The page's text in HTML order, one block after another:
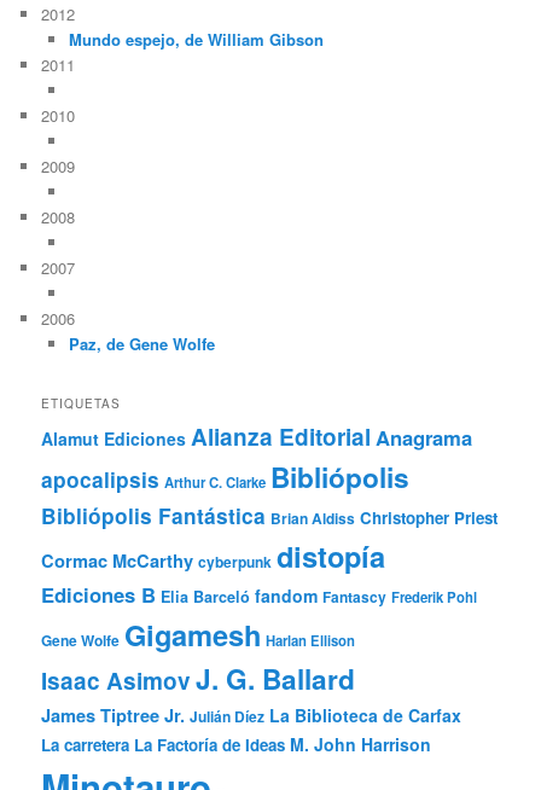
2012
Mundo espejo, de William Gibson
2011
2010
2009
2008
2007
2006
Paz, de Gene Wolfe
ETIQUETAS
Alamut Ediciones Alianza Editorial Anagrama
apocalipsis Arthur C. Clarke Bibliópolis
Bibliópolis Fantástica Brian Aldiss Christopher Priest
Cormac McCarthy cyberpunk distopía
Ediciones B Elia Barceló fandom Fantascy Frederik Pohl
Gene Wolfe Gigamesh Harlan Ellison
Isaac AsimovJ. G. Ballard
James Tiptree Jr. Julián Díez La Biblioteca de Carfax
La carretera La Factoría de Ideas M. John Harrison